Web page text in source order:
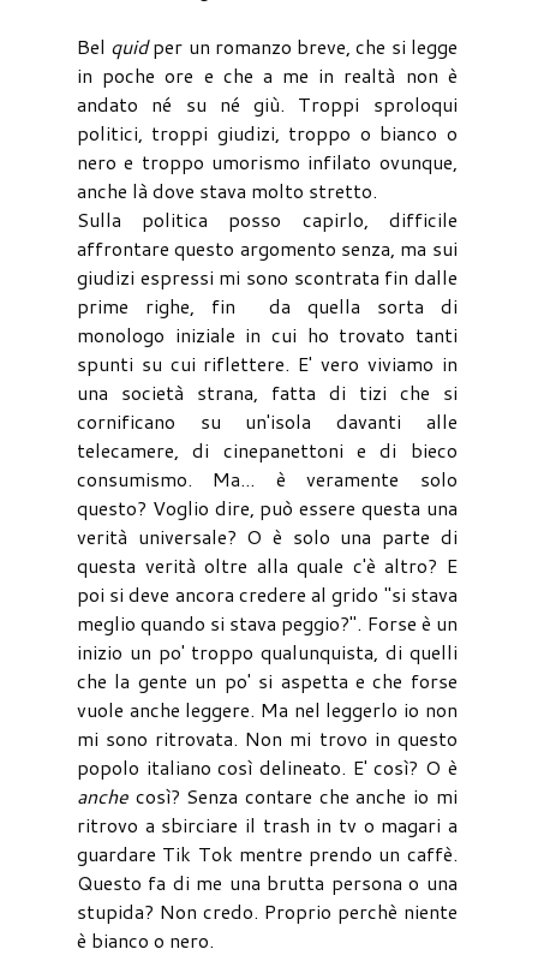
Bel quidper un romanzo breve, che si legge
in poche ore e che a me in realtà non è
andato né su né giù. Troppi sproloqui
politici, troppi giudizi, troppo o bianco o
nero e troppo umorismo infilato ovunque,
anche là dove stava molto stretto.
Sulla politica posso capirlo, difficile
affrontare questo argomento senza, ma sui
giudizi espressi mi sono scontrata fin dalle
prime righe, fin da quella sorta di
monologo iniziale in cui ho trovato tanti
spunti su cui riflettere. E' vero viviamo in
una società strana, fatta di tizi che si
cornificano su un'isola davanti alle
telecamere, di cinepanettoni e di bieco
consumismo. Ma... è veramente solo
questo? Voglio dire, può essere questa una
verità universale? O è solo una parte di
questa verità oltre alla quale c'è altro? E
poi si deve ancora credere al grido "si stava
meglio quando si stava peggio?". Forse è un
inizio un po' troppo qualunquista, di quelli
che la gente un po' si aspetta e che forse
vuole anche leggere. Ma nel leggerlo io non
mi sono ritrovata. Non mi trovo in questo
popolo italiano così delineato. E' così? O è
anche così? Senza contare che anche io mi
ritrovo a sbirciare il trash in tv o magari a
guardare Tik Tok mentre prendo un caffè.
Questo fa di me una brutta persona o una
stupida? Non credo. Proprio perchè niente
è bianco o nero.